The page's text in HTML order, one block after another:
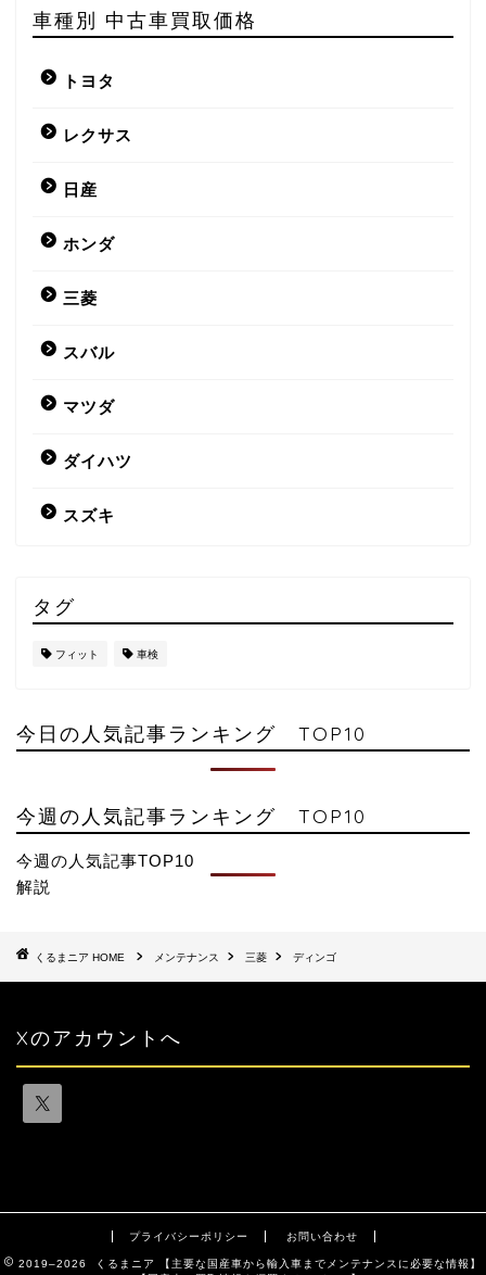
車種別 中古車買取価格
トヨタ
レクサス
日産
ホンダ
三菱
スバル
マツダ
ダイハツ
スズキ
タグ
フィット 車検
今日の人気記事ランキング TOP10
今週の人気記事ランキング TOP10
今週の人気記事TOP10
解説
HOME メンテナンス 三菱 ディンゴ
Xのアカウントへ
プライバシーポリシー お問い合わせ
2019–2026 くるまニア 【主要な国産車から輸入車までメンテナンスに必要な情報】